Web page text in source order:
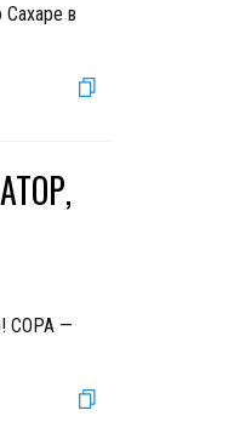
Сахаре в
COPA —